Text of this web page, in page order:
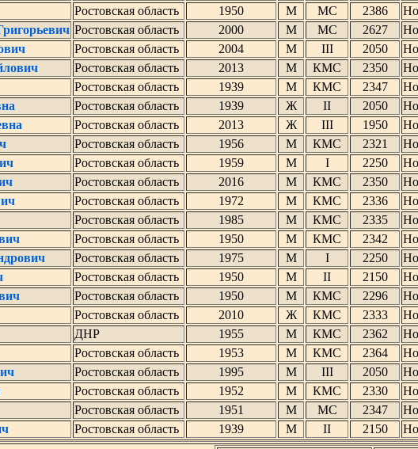
Ростовская область 1950 М МС 2386
Ростовская область 2000 М МС 2627
Ростовская область 2004 М III 2050
Ростовская область 2013 М КМС 2350
Ростовская область 1939 М КМС 2347
Ростовская область 1939 Ж II 2050
Ростовская область 2013 Ж III 1950
Ростовская область 1956 М КМС 2321
Ростовская область 1959 М I 2250
Ростовская область 2016 М КМС 2350
Ростовская область 1972 М КМС 2336
Ростовская область 1985 М КМС 2335
Ростовская область 1950 М КМС 2342
Ростовская область 1975 М I 2250
Ростовская область 1950 М II 2150
Ростовская область 1950 М КМС 2296
Ростовская область 2010 Ж КМС 2333
ДНР 1955 М КМС 2362
Ростовская область 1953 М КМС 2364
Ростовская область 1995 М III 2050
Ростовская область 1952 М КМС 2330
Ростовская область 1951 М МС 2347
Ростовская область 1939 М II 2150